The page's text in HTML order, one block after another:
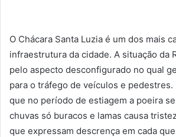
O Chácara Santa Luzia é um dos mais
infraestrutura da cidade. A situação da
pelo aspecto desconfigurado no qual
para o tráfego de veículos e pedestres.
que no período de estiagem a poeira
chuvas só buracos e lamas causa
que expressam descrença em cada